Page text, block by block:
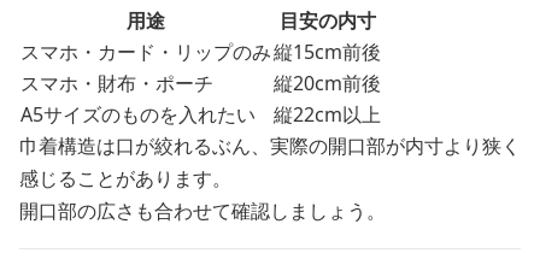
用途
目安の内寸
スマホ・カード・リップのみ縦15cm前後
スマホ・財布・ポーチ
縦20cm前後
A5サイズのものを入れたい
縦22cm以上
巾着構造は口が絞れるぶん、実際の開口部が内寸より狭く
感じることがあります。
開口部の広さも合わせて確認しましょう。